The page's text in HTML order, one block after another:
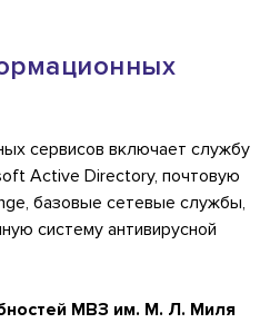
сервисов включает службу
Active Directory, почтовую
базовые сетевые службы,
систему антивирусной
МВЗ им. М. Л. Миля